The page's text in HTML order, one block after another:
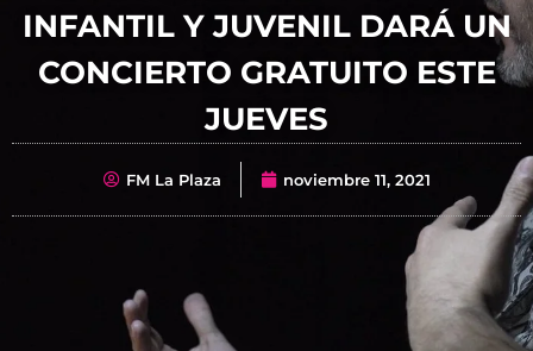
INFANTIL Y JUVENIL DARÁ UN
CONCIERTO GRATUITO ESTE
JUEVES
FM La Plaza noviembre 11, 2021